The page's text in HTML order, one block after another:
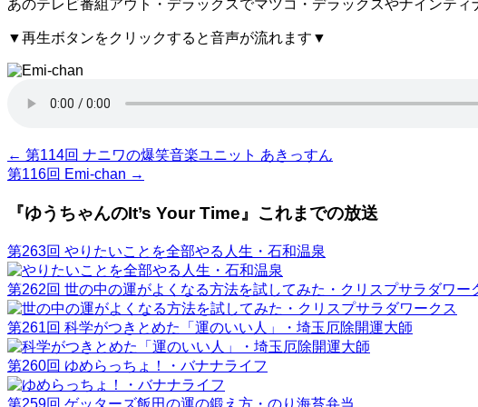
あのテレビ番組アウト・デラックスでマツコ・デラックスやナインテ
▼再生ボタンをクリックすると音声が流れます▼
← 第114回 ナニワの爆笑音楽ユニット あきっすん
第116回 Emi-chan →
『ゆうちゃんのIt’s Your Time』これまでの放送
第263回 やりたいことを全部やる人生・石和温泉
第262回 世の中の運がよくなる方法を試してみた・クリスプサラダワー
第261回 科学がつきとめた「運のいい人」・埼玉厄除開運大師
第260回 ゆめらっちょ！・バナナライフ
第259回 ゲッターズ飯田の運の鍛え方・のり海苔弁当